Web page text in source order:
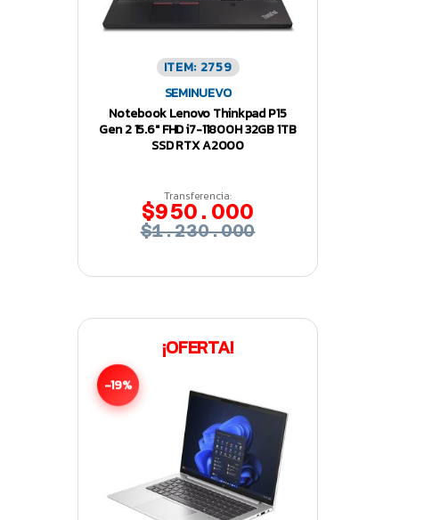
ITEM: 2759
SEMINUEVO
Notebook Lenovo Thinkpad P15
Gen 2 15.6″ FHD i7-11800H 32GB 1TB
SSD RTX A2000
Transferencia:
$950.000
$1.230.000
¡OFERTA!
-19%